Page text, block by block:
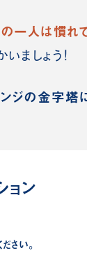
の一人は慣
ましょう！
ジの金字塔
ョン
さい。